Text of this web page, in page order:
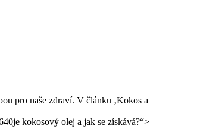
pro naše zdraví. V článku ‚Kokos a
je kokosový olej a jak se získává?“>